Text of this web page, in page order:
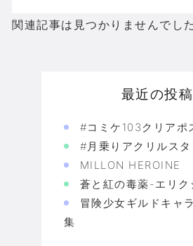
関連記事は見つかりませんでした
最近の投稿
#コミケ103クリアポ
#月乗りアクリルスタ
MILLON HEROINE
蒼と紅の毒薬-エリク
冒険少女ギルドキャ
集